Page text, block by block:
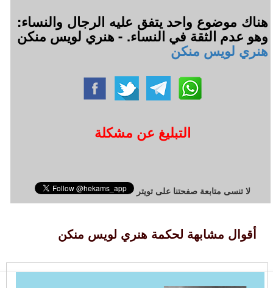
هناك موضوع واحد يتفق عليه الرجال والنساء:
وهو عدم الثقة في النساء. - هنري لويس منكن
هنري لويس منكن
التبليغ عن مشكلة
لا تنسى متابعة صفحتنا على تويتر
أقوال مشابهة لحكمة هنري لويس منكن